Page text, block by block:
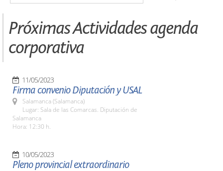
Próximas Actividades agenda
corporativa
11/05/2023
Firma convenio Diputación y USAL
Salamanca (Salamanca)
Lugar: Sala de las Comarcas. Diputación de
Salamanca
Hora: 12:30 h.
10/05/2023
Pleno provincial extraordinario